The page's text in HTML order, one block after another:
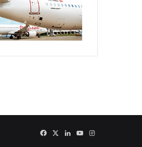
Facebook
X LinkedInYouTubeInstagram